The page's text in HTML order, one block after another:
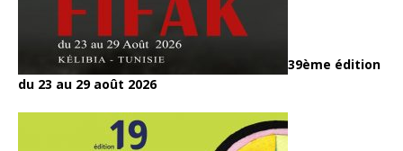
39ème édition
du 23 au 29 août 2026